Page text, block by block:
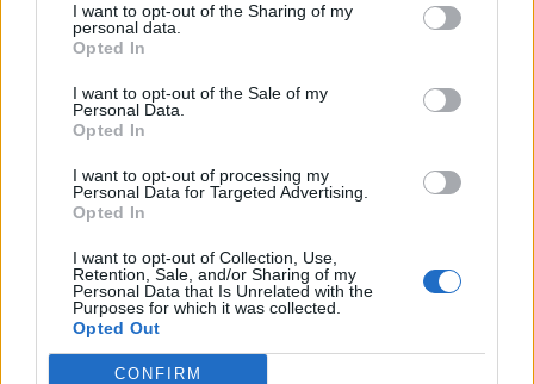
I want to opt-out of the Sharing of my
personal data.
Opted In
I want to opt-out of the Sale of my
Personal Data.
Opted In
I want to opt-out of processing my
Personal Data for Targeted Advertising.
Opted In
I want to opt-out of Collection, Use,
Retention, Sale, and/or Sharing of my
Personal Data that Is Unrelated with the
Purposes for which it was collected.
Opted Out
CONFIRM